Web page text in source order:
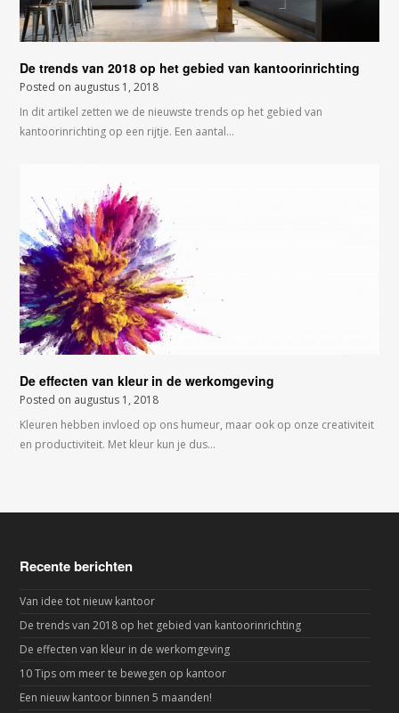
De trends van 2018 op het gebied van kantoorinrichting
Posted on augustus 1, 2018
In dit artikel zetten we de nieuwste trends op het gebied van
kantoorinrichting op een rijtje. Een aantal…
De effecten van kleur in de werkomgeving
Posted on augustus 1, 2018
Kleuren hebben invloed op ons humeur, maar ook op onze creativiteit
en productiviteit. Met kleur kun je dus…
Recente berichten
Van idee tot nieuw kantoor
De trends van 2018 op het gebied van kantoorinrichting
De effecten van kleur in de werkomgeving
10 Tips om meer te bewegen op kantoor
Een nieuw kantoor binnen 5 maanden!